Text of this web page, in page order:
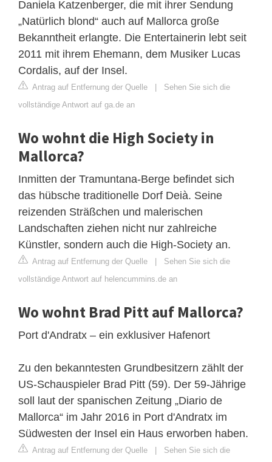
Daniela Katzenberger, die mit ihrer Sendung
„Natürlich blond“ auch auf Mallorca große
Bekanntheit erlangte. Die Entertainerin lebt seit
2011 mit ihrem Ehemann, dem Musiker Lucas
Cordalis, auf der Insel.
Antrag auf Entfernung der Quelle | Sehen Sie sich die
vollständige Antwort auf ga.de an
Wo wohnt die High Society in
Mallorca?
Inmitten der Tramuntana-Berge befindet sich
das hübsche traditionelle Dorf Deià. Seine
reizenden Sträßchen und malerischen
Landschaften ziehen nicht nur zahlreiche
Künstler, sondern auch die High-Society an.
Antrag auf Entfernung der Quelle | Sehen Sie sich die
vollständige Antwort auf helencummins.de an
Wo wohnt Brad Pitt auf Mallorca?
Port d'Andratx – ein exklusiver Hafenort
Zu den bekanntesten Grundbesitzern zählt der
US-Schauspieler Brad Pitt (59). Der 59-Jährige
soll laut der spanischen Zeitung „Diario de
Mallorca“ im Jahr 2016 in Port d'Andratx im
Südwesten der Insel ein Haus erworben haben.
Antrag auf Entfernung der Quelle | Sehen Sie sich die